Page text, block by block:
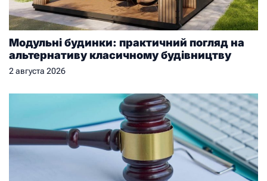
Модульні будинки: практичний погляд на
альтернативу класичному будівництву
2 августа 2026